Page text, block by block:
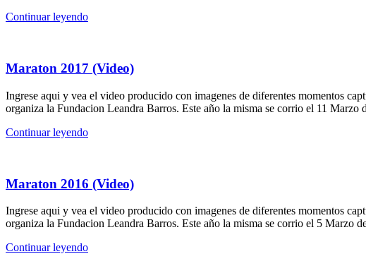
Continuar leyendo
Maraton 2017 (Video)
Ingrese aqui y vea el video producido con imagenes de diferentes momentos
organiza la Fundacion Leandra Barros. Este año la misma se corrio el 11 Marzo
Continuar leyendo
Maraton 2016 (Video)
Ingrese aqui y vea el video producido con imagenes de diferentes momentos
organiza la Fundacion Leandra Barros. Este año la misma se corrio el 5 Marzo
Continuar leyendo